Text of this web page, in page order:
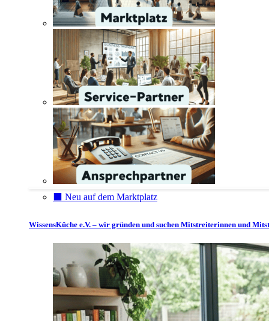
⬛️ Neu auf dem Marktplatz
WissensKüche e.V. – wir gründen und suchen Mitstreiterinnen und